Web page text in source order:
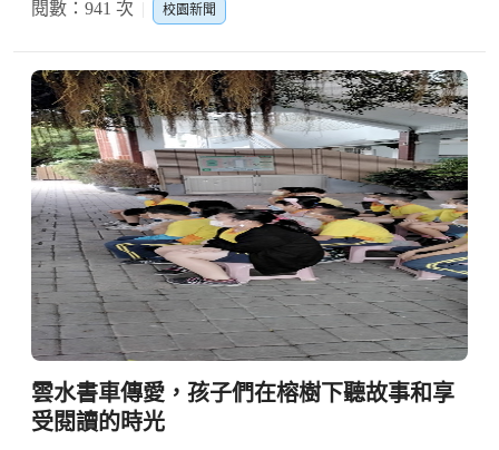
閱數：941 次 校園新聞
雲水書車傳愛，孩子們在榕樹下聽故事和享
受閱讀的時光